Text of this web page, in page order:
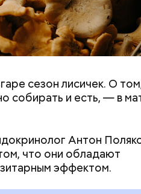
сезон лисичек. О
собирать и есть, — в
Антон
что они обладают
эффектом.
и средней) около
минут, отметил